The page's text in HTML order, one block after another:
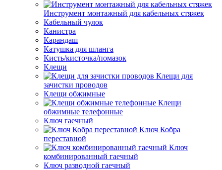
Инструмент монтажный для кабельных стяжек
Кабельный чулок
Канистра
Карандаш
Катушка для шланга
Кисть/кисточка/помазок
Клещи
Клещи для
зачистки проводов
Клещи обжимные
Клещи
обжимные телефонные
Ключ гаечный
Ключ Кобра
переставной
Ключ
комбинированный гаечный
Ключ разводной гаечный